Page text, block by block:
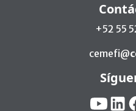
+52 55
cemefi@
YouTube